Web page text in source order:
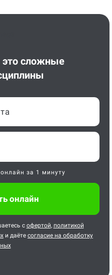
это сложные
за 1 минуту
с офертой, политикой
и даёте согласие на обработку